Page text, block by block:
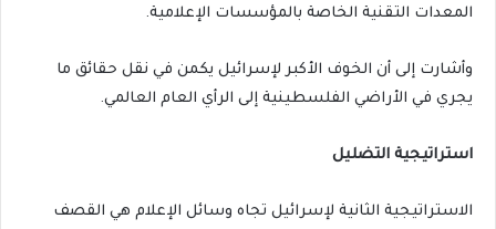
المعدات التقنية الخاصة بالمؤسسات الإعلامية.
وأشارت إلى أن الخوف الأكبر لإسرائيل يكمن في نقل حقائق ما
يجري في الأراضي الفلسطينية إلى الرأي العام العالمي.
استراتيجية التضليل
الاستراتيجية الثانية لإسرائيل تجاه وسائل الإعلام هي القصف